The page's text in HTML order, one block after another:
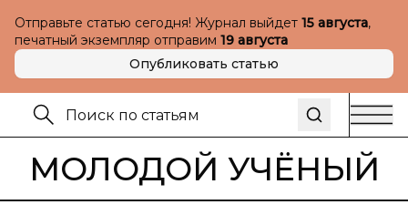
Отправьте статью сегодня! Журнал выйдет 15 августа,
печатный экземпляр отправим 19 августа
Опубликовать статью
МОЛОДОЙ УЧЁНЫЙ